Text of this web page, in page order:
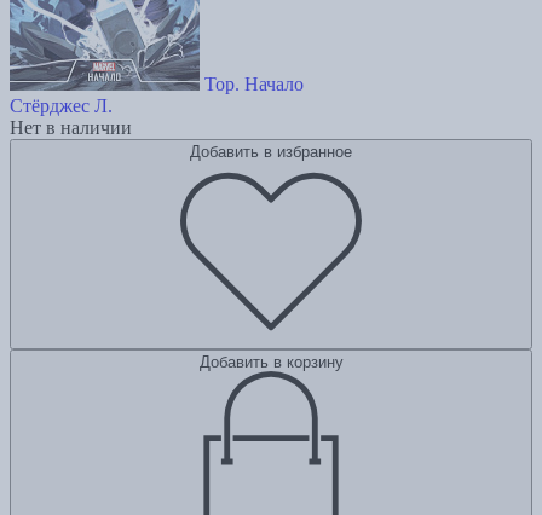
Тор. Начало
Стёрджес Л.
Нет в наличии
Добавить в избранное
Добавить в корзину